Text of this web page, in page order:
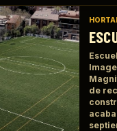
de